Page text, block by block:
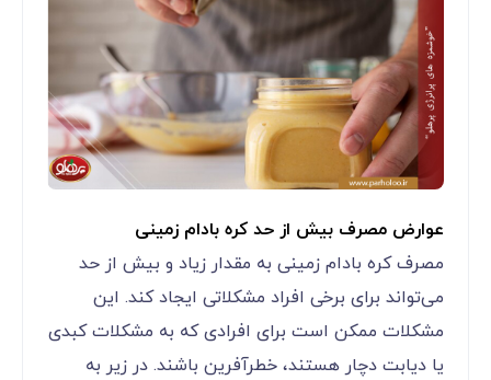
عوارض مصرف بیش از حد کره بادام زمینی
مصرف کره بادام زمینی به مقدار زیاد و بیش از حد
می‌تواند برای برخی افراد مشکلاتی ایجاد کند. این
مشکلات ممکن است برای افرادی که به مشکلات کبدی
یا دیابت دچار هستند، خطرآفرین باشند. در زیر به